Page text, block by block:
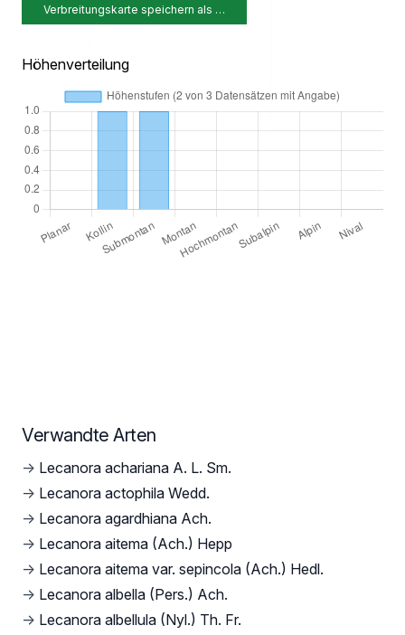
Verbreitungskarte speichern als …
Höhenverteilung
Verwandte Arten
→ Lecanora achariana A. L. Sm.
→ Lecanora actophila Wedd.
→ Lecanora agardhiana Ach.
→ Lecanora aitema (Ach.) Hepp
→ Lecanora aitema var. sepincola (Ach.) Hedl.
→ Lecanora albella (Pers.) Ach.
→ Lecanora albellula (Nyl.) Th. Fr.